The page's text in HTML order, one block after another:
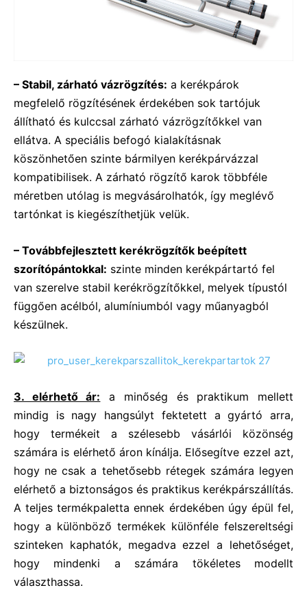
– Stabil, zárható vázrögzítés: a kerékpárok
megfelelő rögzítésének érdekében sok tartójuk
állítható és kulccsal zárható vázrögzítőkkel van
ellátva. A speciális befogó kialakításnak
köszönhetően szinte bármilyen kerékpárvázzal
kompatibilisek. A zárható rögzítő karok többféle
méretben utólag is megvásárolhatók, így meglévő
tartónkat is kiegészíthetjük velük.
– Továbbfejlesztett kerékrögzítők beépített
szorítópántokkal: szinte minden kerékpártartó fel
van szerelve stabil kerékrögzítőkkel, melyek típustól
függően acélból, alumíniumból vagy műanyagból
készülnek.
3. elérhető ár: a minőség és praktikum mellett
mindig is nagy hangsúlyt fektetett a gyártó arra,
hogy termékeit a szélesebb vásárlói közönség
számára is elérhető áron kínálja. Elősegítve ezzel azt,
hogy ne csak a tehetősebb rétegek számára legyen
elérhető a biztonságos és praktikus kerékpárszállítás.
A teljes termékpaletta ennek érdekében úgy épül fel,
hogy a különböző termékek különféle felszereltségi
szinteken kaphatók, megadva ezzel a lehetőséget,
hogy mindenki a számára tökéletes modellt
választhassa.